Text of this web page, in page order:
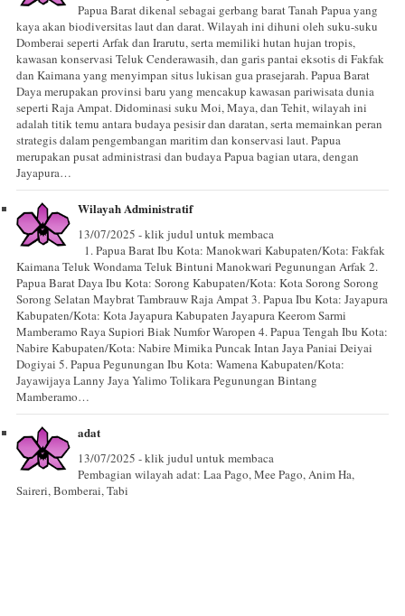
Papua Barat dikenal sebagai gerbang barat Tanah Papua yang
kaya akan biodiversitas laut dan darat. Wilayah ini dihuni oleh suku-suku
Domberai seperti Arfak dan Irarutu, serta memiliki hutan hujan tropis,
kawasan konservasi Teluk Cenderawasih, dan garis pantai eksotis di Fakfak
dan Kaimana yang menyimpan situs lukisan gua prasejarah. Papua Barat
Daya merupakan provinsi baru yang mencakup kawasan pariwisata dunia
seperti Raja Ampat. Didominasi suku Moi, Maya, dan Tehit, wilayah ini
adalah titik temu antara budaya pesisir dan daratan, serta memainkan peran
strategis dalam pengembangan maritim dan konservasi laut. Papua
merupakan pusat administrasi dan budaya Papua bagian utara, dengan
Jayapura…
Wilayah Administratif
13/07/2025 - klik judul untuk membaca
1. Papua Barat Ibu Kota: Manokwari Kabupaten/Kota: Fakfak
Kaimana Teluk Wondama Teluk Bintuni Manokwari Pegunungan Arfak 2.
Papua Barat Daya Ibu Kota: Sorong Kabupaten/Kota: Kota Sorong Sorong
Sorong Selatan Maybrat Tambrauw Raja Ampat 3. Papua Ibu Kota: Jayapura
Kabupaten/Kota: Kota Jayapura Kabupaten Jayapura Keerom Sarmi
Mamberamo Raya Supiori Biak Numfor Waropen 4. Papua Tengah Ibu Kota:
Nabire Kabupaten/Kota: Nabire Mimika Puncak Intan Jaya Paniai Deiyai
Dogiyai 5. Papua Pegunungan Ibu Kota: Wamena Kabupaten/Kota:
Jayawijaya Lanny Jaya Yalimo Tolikara Pegunungan Bintang
Mamberamo…
adat
13/07/2025 - klik judul untuk membaca
Pembagian wilayah adat: Laa Pago, Mee Pago, Anim Ha,
Saireri, Bomberai, Tabi